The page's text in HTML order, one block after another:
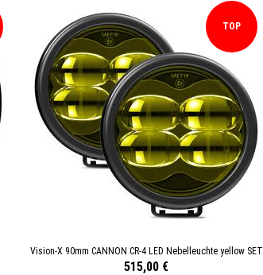
TOP
Vision-X 90mm CANNON CR-4 LED Nebelleuchte yellow SET
515,00 €